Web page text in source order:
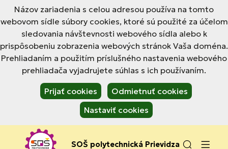
Názov zariadenia s celou adresou používa na tomto
webovom sídle súbory cookies, ktoré sú použité za účelom
sledovania návštevnosti webového sídla alebo k
prispôsobeniu zobrazenia webových stránok Vaša doména.
Prehliadaním a použitím príslušného nastavenia webového
prehliadača vyjadrujete súhlas s ich používaním.
Prijať cookies
Odmietnuť cookies
Nastaviť cookies
SOŠ polytechnická Prievidza